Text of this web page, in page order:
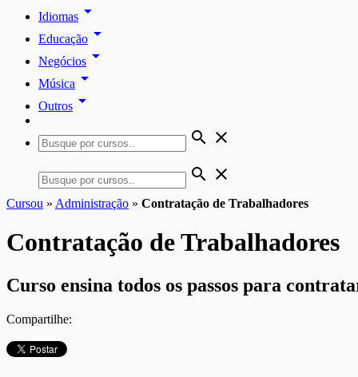
Idiomas arrow_drop_down
Educação arrow_drop_down
Negócios arrow_drop_down
Música arrow_drop_down
Outros arrow_drop_down
search close
search close
Cursou » Administração » Contratação de Trabalhadores
Contratação de Trabalhadores
Curso ensina todos os passos para
Compartilhe: